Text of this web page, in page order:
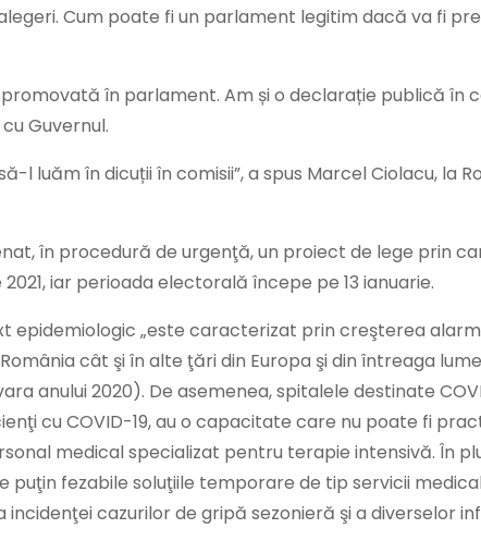
Cum poate fi un parlament legitim dacă va fi
în parlament. Am și o declarație publică în
Guvernul.
l luăm în dicuții în comisii”, a spus Marcel Ciolacu, la
în procedură de urgenţă, un proiect de lege prin
iar perioada electorală începe pe 13 ianuarie.
epidemiologic „este caracterizat prin creşterea
cât şi în alte ţări din Europa şi din întreaga
anului 2020). De asemenea, spitalele destinate
cu COVID-19, au o capacitate care nu poate fi
medical specializat pentru terapie intensivă. În
fezabile soluţiile temporare de tip servicii
cazurilor de gripă sezonieră şi a diverselor